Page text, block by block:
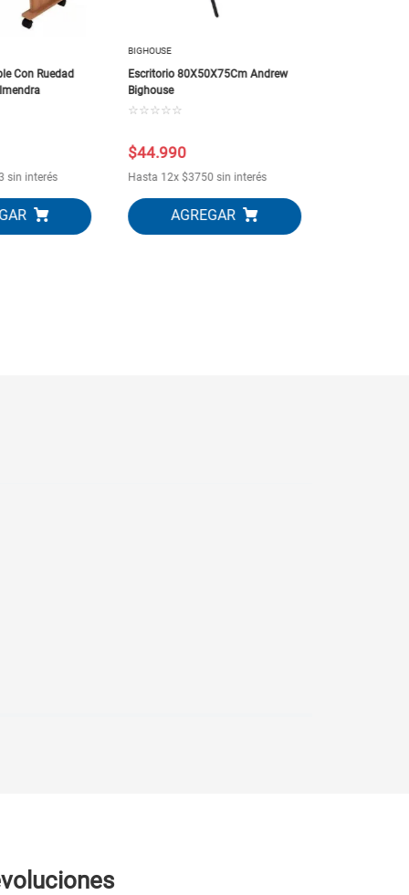
Con Ruedad
sin interés
BIGHOUSE
Escritorio 80X50X75Cm Andrew
Bighouse
☆☆☆☆☆
$44.990
Hasta 12x $3750 sin interés